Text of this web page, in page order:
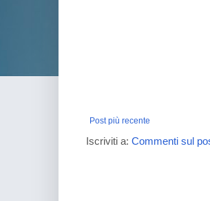
Post più recente
Iscriviti a: Commenti sul